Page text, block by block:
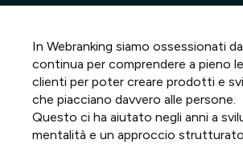
Contatti
Italiano
In Webranking siamo ossessionati
continua per comprendere a pieno
clienti per poter creare prodotti e
che piacciano davvero alle persone.
Questo ci ha aiutato negli anni a
mentalità e un approccio